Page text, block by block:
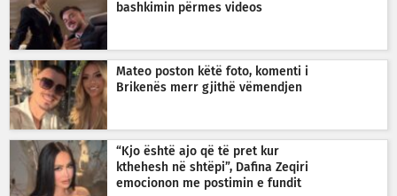
bashkimin përmes videos
Mateo poston këtë foto, komenti i
Brikenës merr gjithë vëmendjen
“Kjo është ajo që të pret kur
kthehesh në shtëpi”, Dafina Zeqiri
emocionon me postimin e fundit